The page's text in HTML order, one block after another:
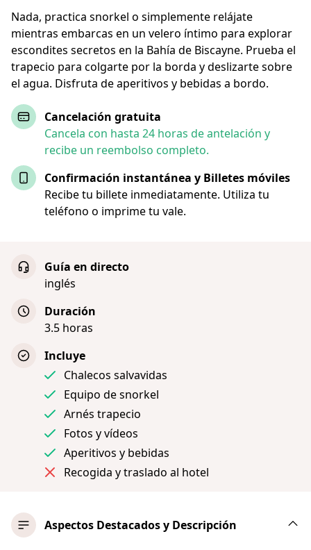
Nada, practica snorkel o simplemente relájate
mientras embarcas en un velero íntimo para explorar
escondites secretos en la Bahía de Biscayne. Prueba el
trapecio para colgarte por la borda y deslizarte sobre
el agua. Disfruta de aperitivos y bebidas a bordo.
Cancelación gratuita
Cancela con hasta 24 horas de antelación y
recibe un reembolso completo.
Confirmación instantánea y Billetes móviles
Recibe tu billete inmediatamente. Utiliza tu
teléfono o imprime tu vale.
Guía en directo
inglés
Duración
3.5 horas
Incluye
Chalecos salvavidas
Equipo de snorkel
Arnés trapecio
Fotos y vídeos
Aperitivos y bebidas
Recogida y traslado al hotel
Aspectos Destacados y Descripción